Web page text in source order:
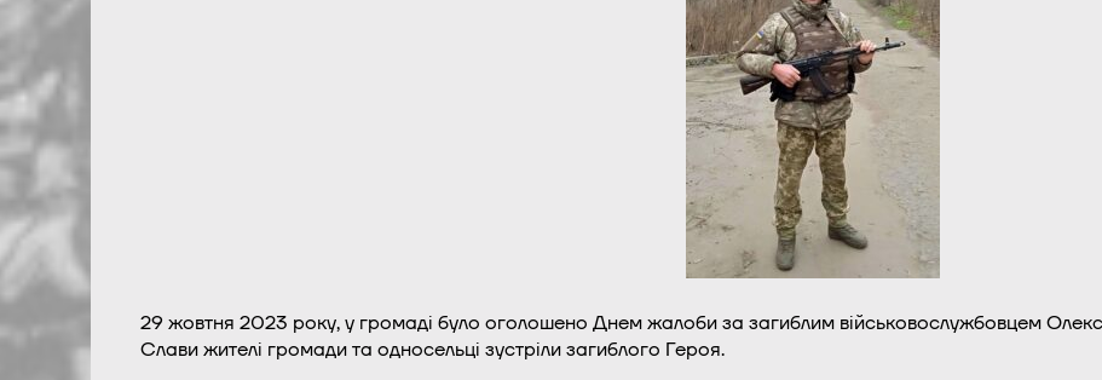
29 жовтня 2023 року, у громаді було оголошено Днем жалоби за загиблим військовослужбовцем
Слави жителі громади та односельці зустріли загиблого Героя.